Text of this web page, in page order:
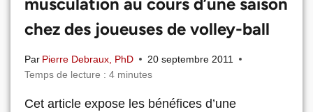
chez des joueuses de volley-ball
Par Pierre Debraux, PhD
20 septembre 2011
Temps de lecture : 4 minutes
Cet article expose les bénéfices d’une